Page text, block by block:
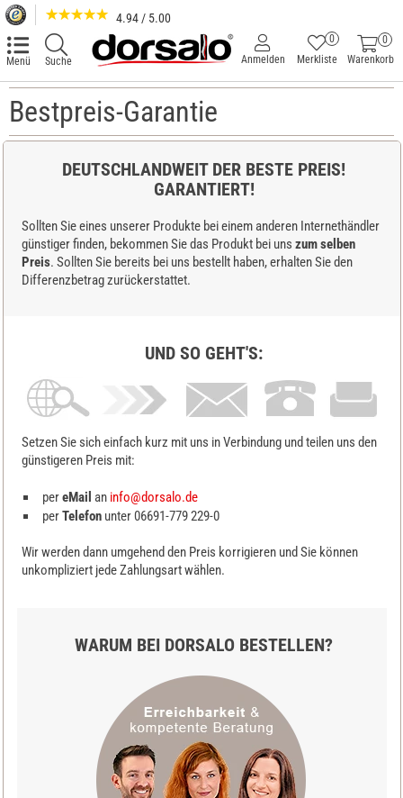
4.94 / 5.00
Menü Suche
0
Warenkorb
Merkliste
0
Anmelden
Bestpreis-Garantie
DEUTSCHLANDWEIT DER BESTE PREIS!
GARANTIERT!
Sollten Sie eines unserer Produkte bei einem anderen Internethändler
günstiger finden, bekommen Sie das Produkt bei uns zum selben
Preis. Sollten Sie bereits bei uns bestellt haben, erhalten Sie den
Differenzbetrag zurückerstattet.
UND SO GEHT'S:
Setzen Sie sich einfach kurz mit uns in Verbindung und teilen uns den
günstigeren Preis mit:
pereMail an info@dorsalo.de
perTelefonunter 06691-779 229-0
Wir werden dann umgehend den Preis korrigieren und Sie können
unkompliziert jede Zahlungsart wählen.
WARUM BEI DORSALO BESTELLEN?